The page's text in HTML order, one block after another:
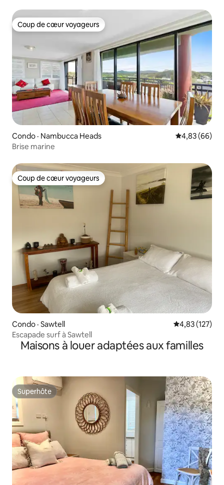
Coup de cœur voyageurs
Coup de cœur voyageurs
Condo · Nambucca Heads Note
4,83 (66)
Brise marine
Coup de cœur voyageurs
Coup de cœur voyageurs
Condo · Sawtell Note
4,83 (127)
Escapade surf à Sawtell
Maisons à louer adaptées aux familles
Superhôte
Superhôte